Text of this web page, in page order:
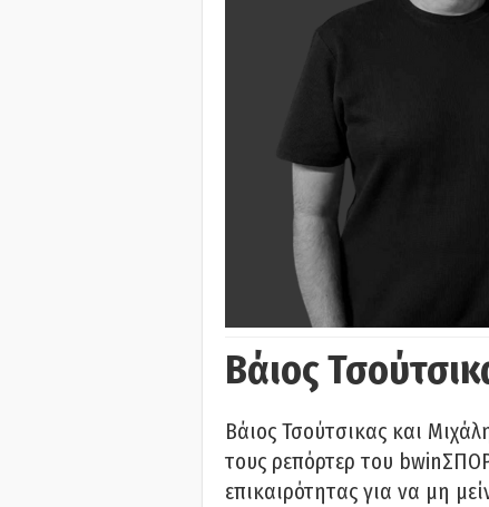
Βάιος
Βάιος Τσούτσικας και
τους ρεπόρτερ του
επικαιρότητας για να μη